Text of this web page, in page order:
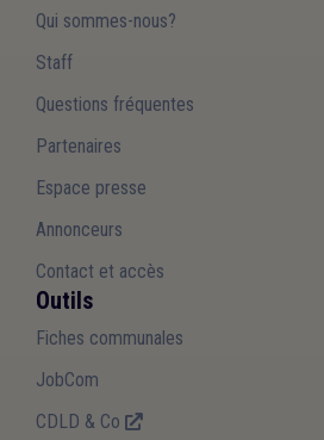
Qui sommes-nous?
Staff
Questions fréquentes
Partenaires
Espace presse
Annonceurs
Contact et accès
Outils
Fiches communales
JobCom
CDLD & Co